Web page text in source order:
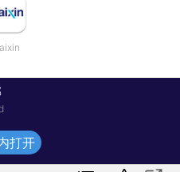
打开